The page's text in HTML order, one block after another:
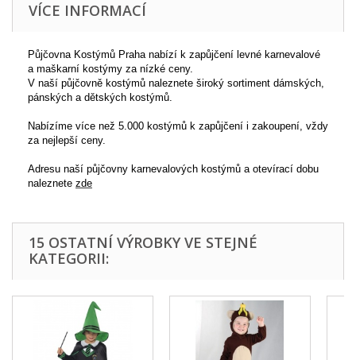
VÍCE INFORMACÍ
Půjčovna Kostýmů Praha nabízí k zapůjčení levné karnevalové
a maškarní kostýmy za nízké ceny.
V naší půjčovně kostýmů naleznete široký sortiment dámských,
pánských a dětských kostýmů.
Nabízíme více než 5.000 kostýmů k zapůjčení i zakoupení, vždy
za nejlepší ceny.
Adresu naší půjčovny karnevalových kostýmů a otevírací dobu
naleznete zde
15 OSTATNÍ VÝROBKY VE STEJNÉ
KATEGORII: